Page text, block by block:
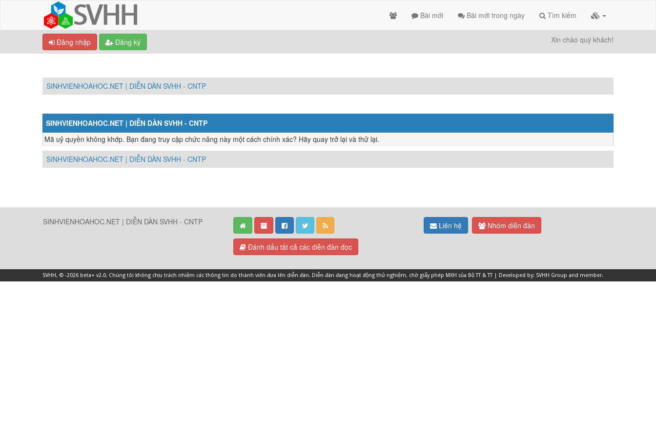
Bài mới Bài mới trong ngày Tìm kiếm
Đăng nhập Đăng ký Xin chào quý khách!
SINHVIENHOAHOC.NET | DIỄN DÀN SVHH - CNTP
SINHVIENHOAHOC.NET | DIỄN DÀN SVHH - CNTP
Mã uỷ quyền không khớp. Bạn đang truy cập chức năng này một cách chính xác? Hãy quay trở lại và thử lại.
SINHVIENHOAHOC.NET | DIỄN DÀN SVHH - CNTP
SINHVIENHOAHOC.NET | DIỄN DÀN SVHH - CNTP
Đánh dấu tất cả các diễn đàn đọc
Liên hệ Nhóm diễn đàn
SVHH, © -2026 beta+ v2.0. Chúng tôi không chịu trách nhiệm các thông tin do thành viên đưa lên diễn đàn. Diễn đàn đang hoạt động thử nghiệm, chờ giấy phép MXH của Bộ TT & TT | Developed by: SVHH Group and member.